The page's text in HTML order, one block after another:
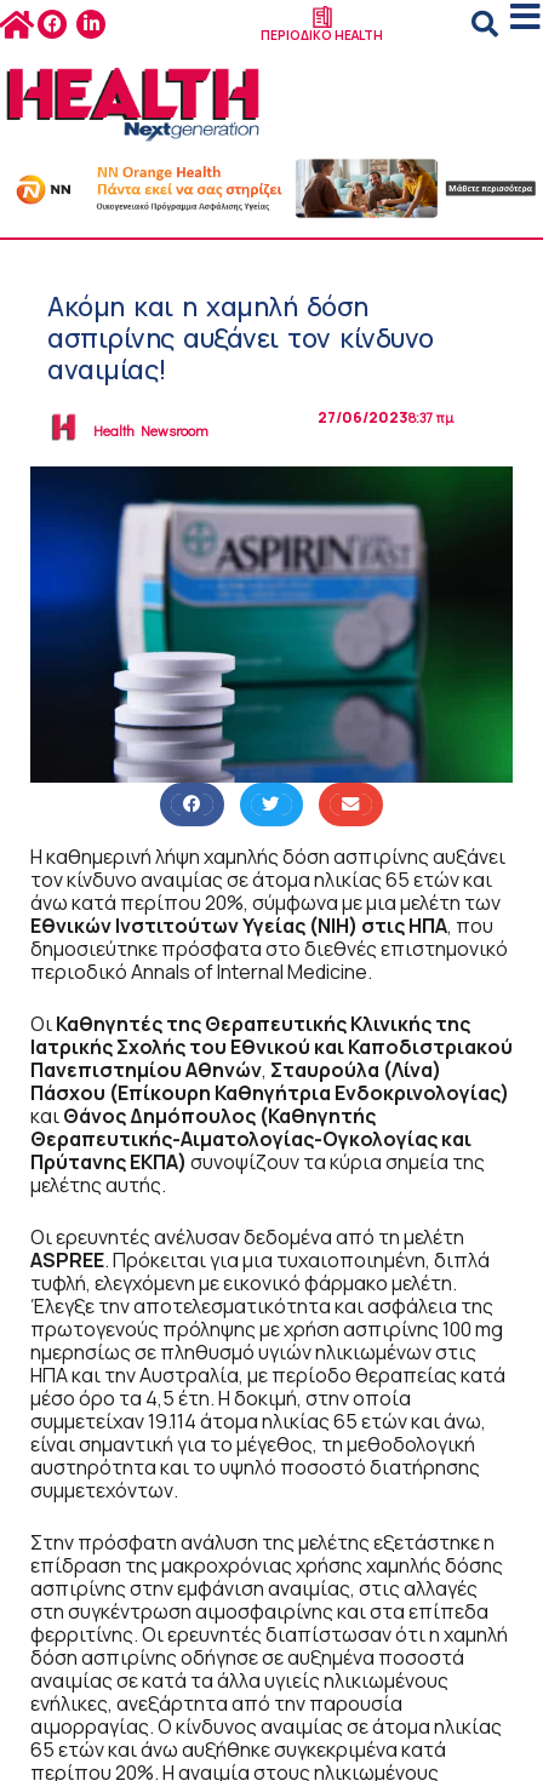
ΠΕΡΙΟΔΙΚΟ HEALTH
Ακόμη και η χαμηλή δόση
ασπιρίνης αυξάνει τον κίνδυνο
αναιμίας!
Health Newsroom
27/06/20238:37 πμ
Η καθημερινή λήψη χαμηλής δόση ασπιρίνης αυξάνει
τον κίνδυνο αναιμίας σε άτομα ηλικίας 65 ετών και
άνω κατά περίπου 20%, σύμφωνα με μια μελέτη των
Εθνικών Ινστιτούτων Υγείας (NIH) στις ΗΠΑ, που
δημοσιεύτηκε πρόσφατα στο διεθνές επιστημονικό
περιοδικό Annals of Internal Medicine.
ΟιΚαθηγητές της Θεραπευτικής Κλινικής της
Ιατρικής Σχολής του Εθνικού και Καποδιστριακού
Πανεπιστημίου Αθηνών, Σταυρούλα (Λίνα)
Πάσχου (Επίκουρη Καθηγήτρια Ενδοκρινολογίας)
καιΘάνος Δημόπουλος (Καθηγητής
Θεραπευτικής-Αιματολογίας-Ογκολογίας και
Πρύτανης ΕΚΠΑ) συνοψίζουν τα κύρια σημεία της
μελέτης αυτής.
Οι ερευνητές ανέλυσαν δεδομένα από τη μελέτη
ASPREE. Πρόκειται για μια τυχαιοποιημένη, διπλά
τυφλή, ελεγχόμενη με εικονικό φάρμακο μελέτη.
Έλεγξε την αποτελεσματικότητα και ασφάλεια της
πρωτογενούς πρόληψης με χρήση ασπιρίνης 100 mg
ημερησίως σε πληθυσμό υγιών ηλικιωμένων στις
ΗΠΑ και την Αυστραλία, με περίοδο θεραπείας κατά
μέσο όρο τα 4,5 έτη. Η δοκιμή, στην οποία
συμμετείχαν 19.114 άτομα ηλικίας 65 ετών και άνω,
είναι σημαντική για το μέγεθος, τη μεθοδολογική
αυστηρότητα και το υψηλό ποσοστό διατήρησης
συμμετεχόντων.
Στην πρόσφατη ανάλυση της μελέτης εξετάστηκε η
επίδραση της μακροχρόνιας χρήσης χαμηλής δόσης
ασπιρίνης στην εμφάνιση αναιμίας, στις αλλαγές
στη συγκέντρωση αιμοσφαιρίνης και στα επίπεδα
φερριτίνης. Οι ερευνητές διαπίστωσαν ότι η χαμηλή
δόση ασπιρίνης οδήγησε σε αυξημένα ποσοστά
αναιμίας σε κατά τα άλλα υγιείς ηλικιωμένους
ενήλικες, ανεξάρτητα από την παρουσία
αιμορραγίας. Ο κίνδυνος αναιμίας σε άτομα ηλικίας
65 ετών και άνω αυξήθηκε συγκεκριμένα κατά
περίπου 20%. Η αναιμία στους ηλικιωμένους